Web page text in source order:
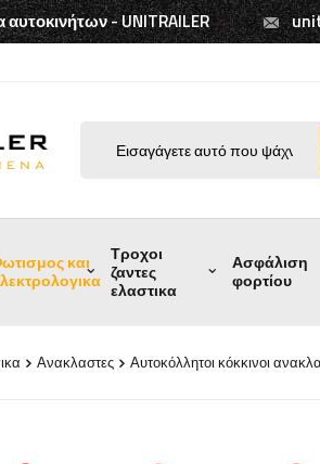
- UNITRAILER
και
Τροχοι
ζαντες
ελαστικα
Ασφάλιση
φορτίου
Ανακλαστες Αυτοκόλλητοι κόκκινοι